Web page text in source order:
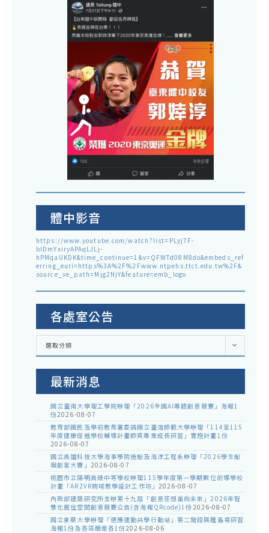
體中影音
https://www.youtube.com/watch?list=PLyj7F-
blDmYxiryAPAqLJLj-
hPMqaUKDK&time_continue=1&v=QFWTd08M8do&embeds_ref
erring_euri=https%3A%2F%2Fwww.ntpehs.ttct.edu.tw%2F&
source_ve_path=Mjg2NjY&feature=emb_logo
各處室公告
各
室
選取分類
最新消息
國立臺南大學理工學院辦理「2026全國AI專題創意競賽」海報1
份2026-08-07
教育部國民及學前教育署委請國立臺灣師範大學辦理「114至115
年度健康促進學校輔導計畫師資專業成長研習」實施計畫1份
2026-08-07
國立高雄科技大學海事學院造船及海洋工程系辦理「2026學生船
模創客大賽」 2026-08-07
桃園市立陽明高級中等學校辦理115學年度第一學期數位前導學校
計畫「AR2VR跨域教學設計工作坊」 2026-08-07
內政部建築研究所主辦第十九屆「創意狂想巢向未來」2026年智
慧化居住空間創意競賽公告(含海報QRcode)1份2026-08-07
國立東華大學辦理「適應運動共學行動站」第二階段與離島場研習
海報1份及各區簡章各1份2026-08-06